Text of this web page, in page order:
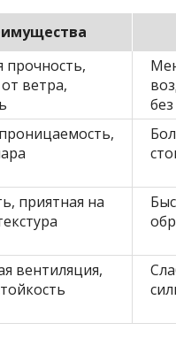
прочность,
ветра,
приятная на
вентиляция,